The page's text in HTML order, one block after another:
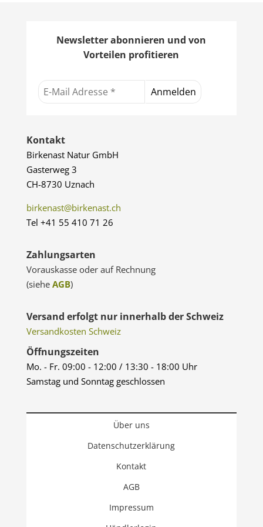
Newsletter abonnieren und von
Vorteilen profitieren
Kontakt
Birkenast Natur GmbH
Gasterweg 3
CH-8730 Uznach
birkenast@birkenast.ch
Tel +41 55 410 71 26
Zahlungsarten
Vorauskasse oder auf Rechnung
(siehe AGB)
Versand erfolgt nur innerhalb der Schweiz
Versandkosten Schweiz
Öffnungszeiten
Mo. - Fr. 09:00 - 12:00 / 13:30 - 18:00 Uhr
Samstag und Sonntag geschlossen
Über uns
Datenschutzerklärung
Kontakt
AGB
Impressum